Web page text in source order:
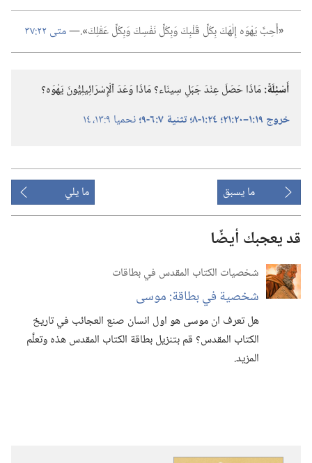
‏«‏أَحِبَّ يَهْوَه إِلٰهَكَ بِكُلِّ قَلْبِكَ وَبِكُلِّ نَفْسِكَ وَبِكُلِّ عَقْلِكَ‏»‏
‏.‏​—‏متى ٢٢:‏٣٧
أَسْئِلَةٌ:‏مَاذَا حَصَلَ عِنْدَ جَبَلِ سِينَاء؟‏ مَاذَا وَعَدَ ٱلْإِسْرَائِيلِيُّونَ يَهْوَه؟‏
خروج ١٩:‏١–‏٢٠:‏٢١؛‏
٢٤:‏١-‏٨؛‏ تثنية ٧:‏٦-‏٩؛‏ نحميا ٩:‏١٣،‏ ١٤
ما يسبق ما يلي
قد يعجبك أيضًا
شخصيات الكتاب المقدس في بطاقات
شخصية في بطاقة:‏ موسى
هل تعرف ان موسى هو اول انسان صنع العجائب في تاريخ
الكتاب المقدس؟‏ قم بتنزيل بطاقة الكتاب المقدس هذه وتعلَّم
المزيد.‏